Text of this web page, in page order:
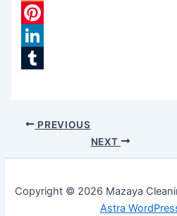
Blogger
Pinterest
LinkedIn
PREVIOUS
NEXT
Copyright © 2026 Mazaya
Astra